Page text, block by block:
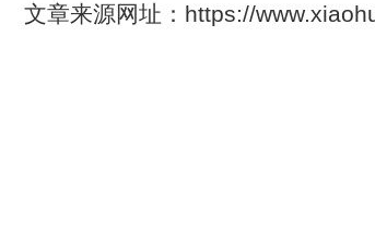
文章来源网址：https://